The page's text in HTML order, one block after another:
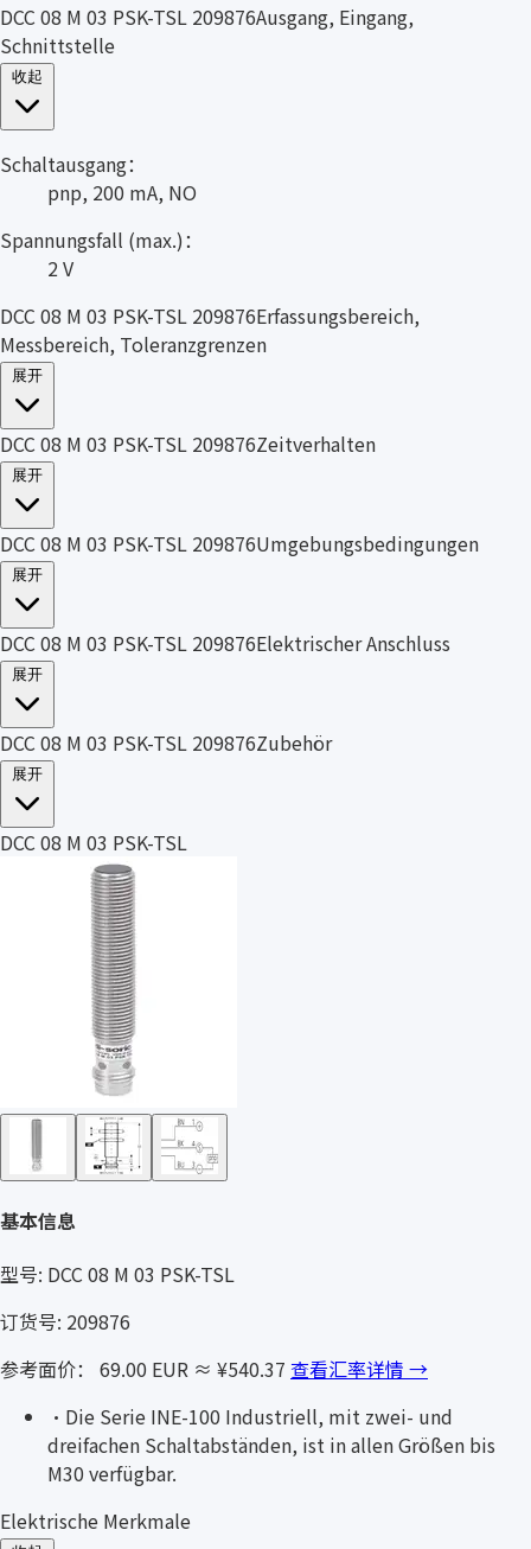
DCC 08 M 03 PSK-TSL 209876Ausgang, Eingang,
Schnittstelle
Schaltausgang：
pnp, 200 mA, NO
Spannungsfall (max.)：
2 V
DCC 08 M 03 PSK-TSL 209876Erfassungsbereich,
Messbereich, Toleranzgrenzen
DCC 08 M 03 PSK-TSL 209876Zeitverhalten
DCC 08 M 03 PSK-TSL 209876Umgebungsbedingungen
DCC 08 M 03 PSK-TSL 209876Elektrischer Anschluss
DCC 08 M 03 PSK-TSL 209876Zubehör
DCC 08 M 03 PSK-TSL
基本信息
型号: DCC 08 M 03 PSK-TSL
订货号: 209876
参考面价： 69.00 EUR ≈ ¥540.37 查看汇率详情 →
· Die Serie INE-100 Industriell, mit zwei- und
dreifachen Schaltabständen, ist in allen Größen bis
M30 verfügbar.
Elektrische Merkmale